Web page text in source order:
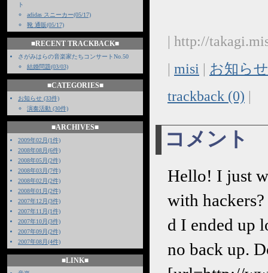
ト
adidas スニーカー(05/17)
靴 通販(05/17)
■RECENT TRACKBACK■
さがみはらの音楽家たちコンサートNo.50
結婚問題(03/03)
■CATEGORIES■
お知らせ (33件)
演奏活動 (30件)
■ARCHIVES■
2009年02月(1件)
2008年08月(6件)
2008年05月(2件)
2008年03月(7件)
2008年02月(2件)
2008年01月(2件)
2007年12月(3件)
2007年11月(1件)
2007年10月(3件)
2007年09月(2件)
2007年08月(4件)
■LINK■
| http://
| misi | お知ら
trackback (0) |
コメント
Hello! I just
with
d I ended up
no back up.